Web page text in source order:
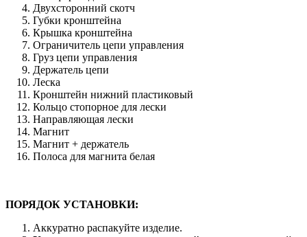
Двухсторонний скотч
Губки кронштейна
Крышка кронштейна
Ограничитель цепи управления
Груз цепи управления
Держатель цепи
Леска
Кронштейн нижний пластиковый
Кольцо стопорное для лески
Направляющая лески
Магнит
Магнит + держатель
Полоса для магнита белая
ПОРЯДОК УСТАНОВКИ:
Аккуратно распакуйте изделие.